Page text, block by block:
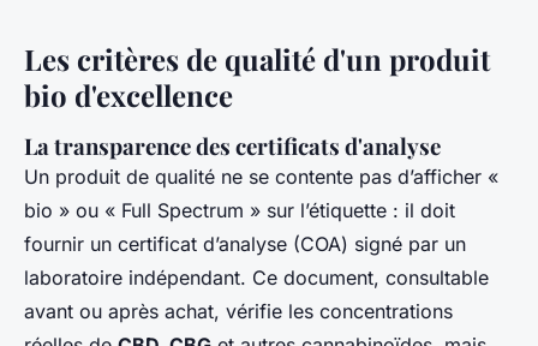
Les critères de qualité d'un produit
bio d'excellence
La transparence des certificats d'analyse
Un produit de qualité ne se contente pas d’afficher «
bio » ou « Full Spectrum » sur l’étiquette : il doit
fournir un certificat d’analyse (COA) signé par un
laboratoire indépendant. Ce document, consultable
avant ou après achat, vérifie les concentrations